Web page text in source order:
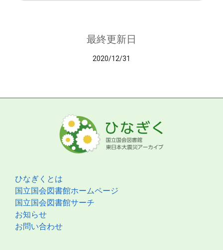
最終更新日
2020/12/31
ひなぎくとは
国立国会図書館ホームページ
国立国会図書館サーチ
お知らせ
お問い合わせ